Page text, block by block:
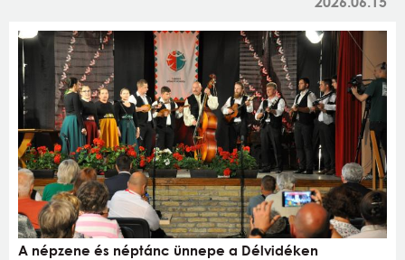
A népzene és néptánc ünnepe a Délvidéken